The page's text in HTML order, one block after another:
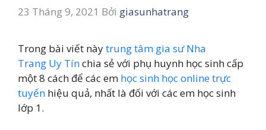
23 Tháng 9, 2021 Bởi giasunhatrang
Trong bài viết nàytrung tâm gia sư Nha
Trang Uy Tínchia sẻ với phụ huynh học sinh cấp
một 8 cách để các em học sinh học online trực
tuyến hiệu quả, nhất là đối với các em học sinh
lớp 1.